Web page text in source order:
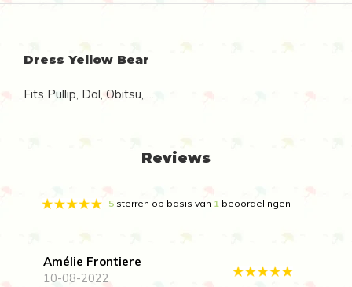
Dress Yellow Bear
Fits Pullip, Dal, Obitsu, ...
Reviews
5 sterren op basis van 1 beoordelingen
Amélie Frontiere
10-08-2022